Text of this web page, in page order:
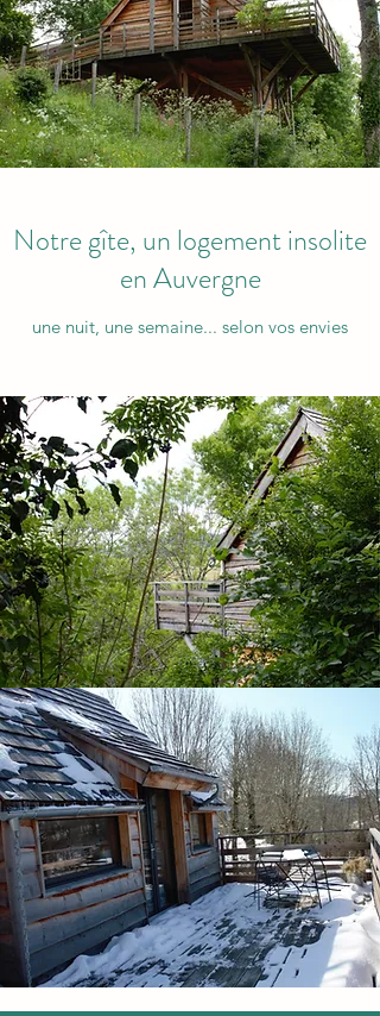
Notre gîte, un logement insolite
en Auvergne
une nuit, une semaine... selon vos envies